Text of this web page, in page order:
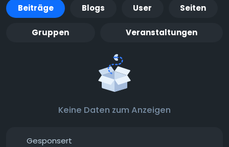
Beiträge Blogs User Seiten
Gruppen Veranstaltungen
Keine Daten zum Anzeigen
Gesponsert